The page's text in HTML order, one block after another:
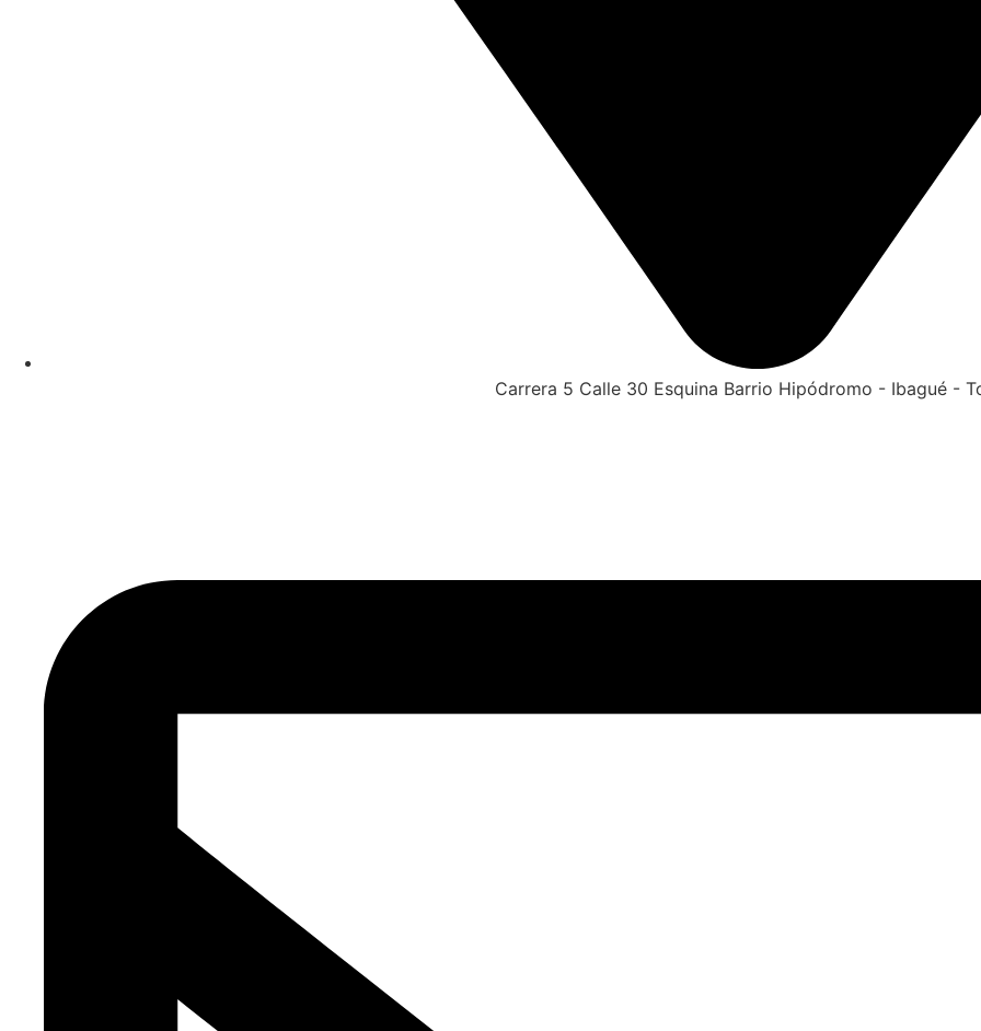
Carrera 5 Calle 30 Esquina Barrio Hipódromo - Ibagué -